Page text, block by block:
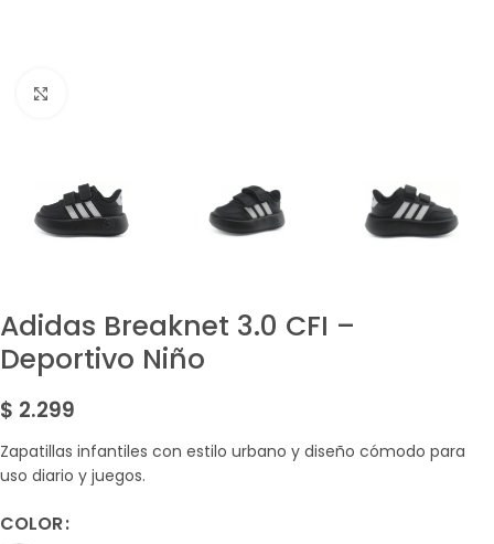
Adidas Breaknet 3.0 CFI –
Deportivo Niño
$ 2.299
Zapatillas infantiles con estilo urbano y diseño cómodo para
uso diario y juegos.
COLOR